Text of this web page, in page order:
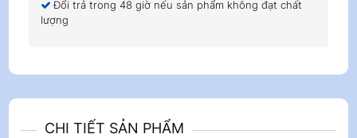
Đổi trả trong 48 giờ nếu sản phẩm không đạt chất
lượng
CHI TIẾT SẢN PHẨM